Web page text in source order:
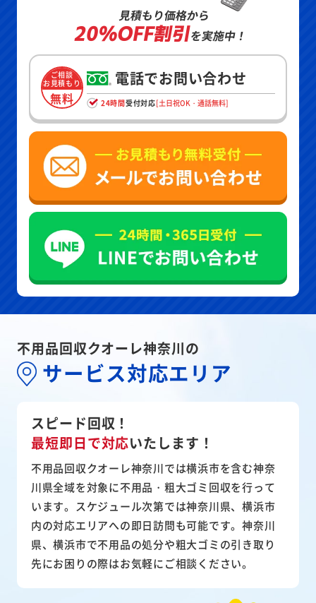
見積もり価格から
20%OFF割引を実施中！
ご相談
お見積もり
無料
電話でお問い合わせ
24時間受付対応[土日祝OK・通話無料]
不用品回収クオーレ神奈川の
サービス対応エリア
スピード回収！
最短即日で対応いたします！
不用品回収クオーレ神奈川では横浜市を含む神奈
川県全域を対象に不用品・粗大ゴミ回収を行って
います。スケジュール次第では神奈川県、横浜市
内の対応エリアへの即日訪問も可能です。神奈川
県、横浜市で不用品の処分や粗大ゴミの引き取り
先にお困りの際はお気軽にご相談ください。